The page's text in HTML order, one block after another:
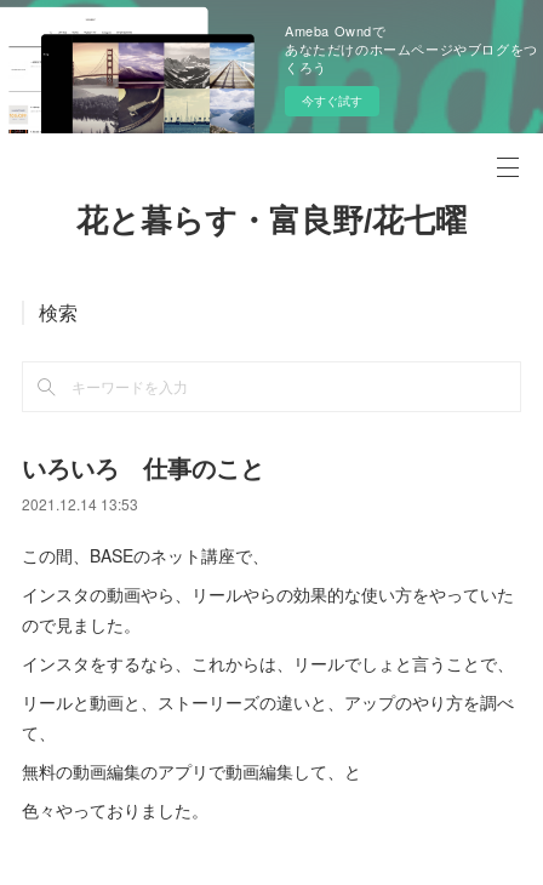
Ameba Owndで
あなただけのホームページやブログをつ
くろう
今すぐ試す
花と暮らす・富良野/花七曜
検索
いろいろ 仕事のこと
2021.12.14 13:53
この間、BASEのネット講座で、
インスタの動画やら、リールやらの効果的な使い方をやっていた
ので見ました。
インスタをするなら、これからは、リールでしょと言うことで、
リールと動画と、ストーリーズの違いと、アップのやり方を調べ
て、
無料の動画編集のアプリで動画編集して、と
色々やっておりました。